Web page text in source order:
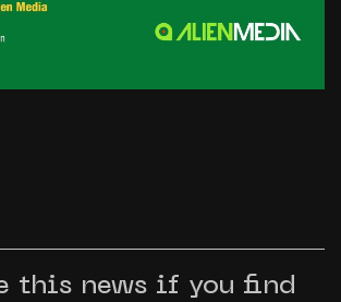
this news if you find